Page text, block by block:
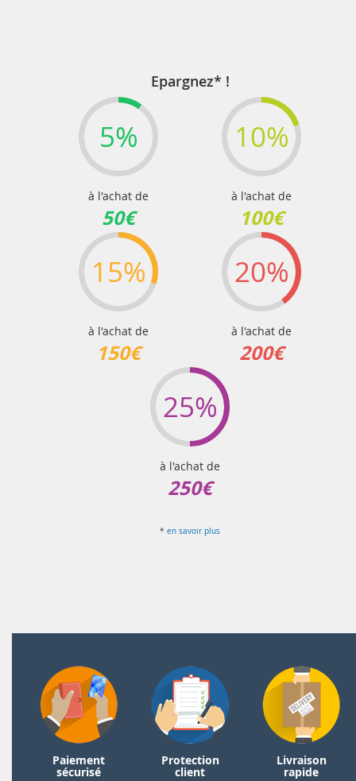
Epargnez* !
5%
à l'achat de
50€
10%
à l'achat de
100€
15%
à l'achat de
150€
20%
à l'achat de
200€
25%
à l'achat de
250€
* en savoir plus
Paiement
sécurisé
Protection
client
Livraison
rapide